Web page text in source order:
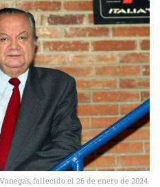
fallecido el 26 de enero de 2024.